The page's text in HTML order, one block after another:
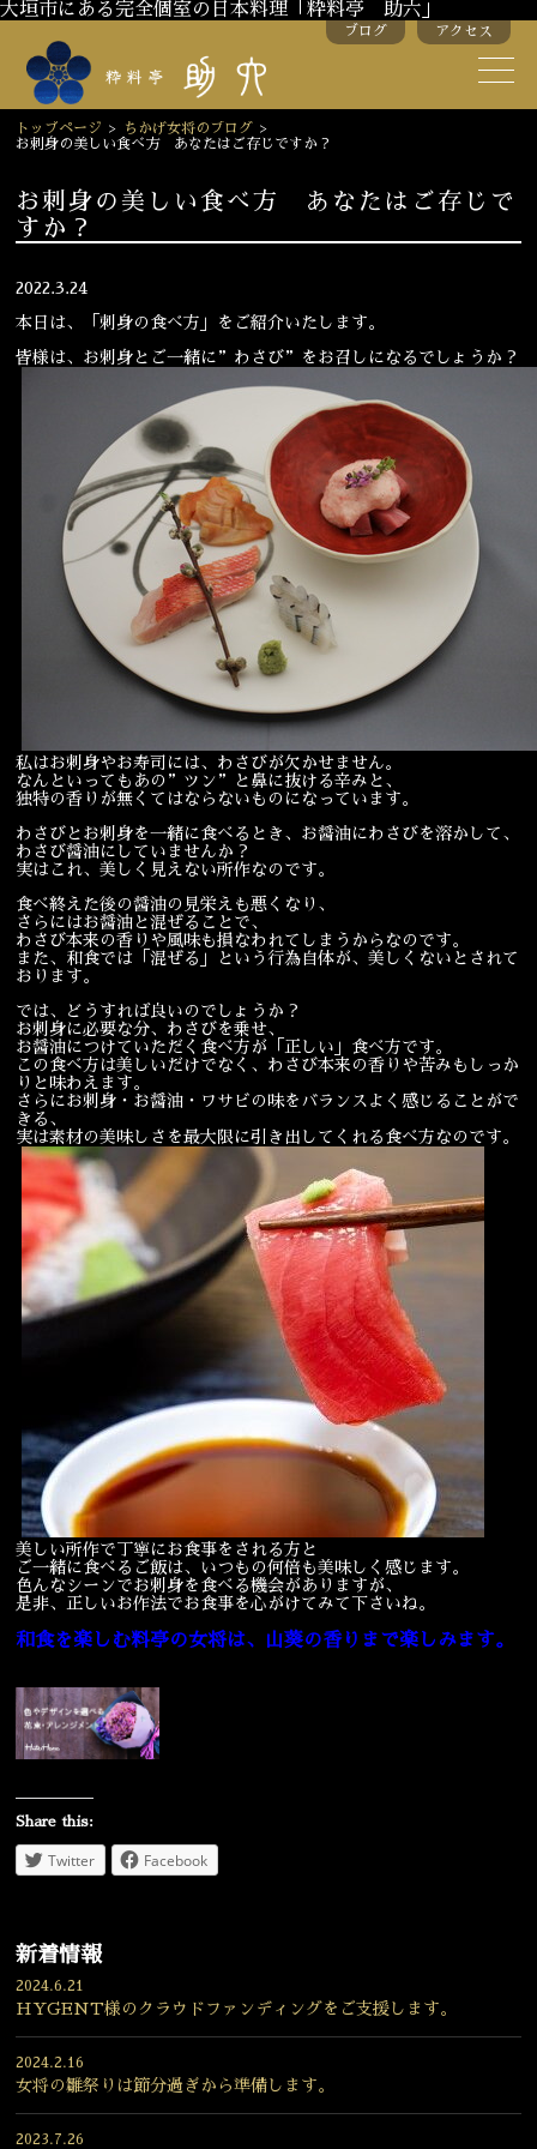
大垣市にある完全個室の日本料理「粋料亭 助六」
ブログ アクセス
トップページ > ちかげ女将のブログ >
お刺身の美しい食べ方 あなたはご存じですか？
お刺身の美しい食べ方 あなたはご存じで
すか？
2022.3.24
本日は、「刺身の食べ方」をご紹介いたします。
皆様は、お刺身とご一緒に”わさび”をお召しになるでしょうか？
私はお刺身やお寿司には、わさびが欠かせません。
なんといってもあの”ツン”と鼻に抜ける辛みと、
独特の香りが無くてはならないものになっています。
わさびとお刺身を一緒に食べるとき、お醤油にわさびを溶かして、
わさび醤油にしていませんか？
実はこれ、美しく見えない所作なのです。
食べ終えた後の醤油の見栄えも悪くなり、
さらにはお醤油と混ぜることで、
わさび本来の香りや風味も損なわれてしまうからなのです。
また、和食では「混ぜる」という行為自体が、美しくないとされて
おります。
では、どうすれば良いのでしょうか？
お刺身に必要な分、わさびを乗せ、
お醤油につけていただく食べ方が「正しい」食べ方です。
この食べ方は美しいだけでなく、わさび本来の香りや苦みもしっか
りと味わえます。
さらにお刺身・お醤油・ワサビの味をバランスよく感じることがで
きる、
実は素材の美味しさを最大限に引き出してくれる食べ方なのです。
美しい所作で丁寧にお食事をされる方と
ご一緒に食べるご飯は、いつもの何倍も美味しく感じます。
色んなシーンでお刺身を食べる機会がありますが、
是非、正しいお作法でお食事を心がけてみて下さいね。
和食を楽しむ料亭の女将は、山葵の香りまで楽しみます。
Share this:
Twitter Facebook
新着情報
2024.6.21
HYGENT様のクラウドファンディングをご支援します。
2024.2.16
女将の雛祭りは節分過ぎから準備します。
2023.7.26
スタッフ紹介
季節のお料理 お弁当
お飲み物
お部屋のご紹介 会議・舞台のご利用
ご接待 法要
慶事 お顔合わせ
宴会 ウェディング